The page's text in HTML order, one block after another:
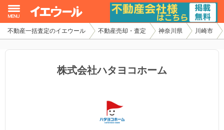
不動産一括査定のイエウール 不動産売却・査定 神奈川県 川崎市
株式会社ハタヨコホーム
イエウール加盟希望の不動産会社様